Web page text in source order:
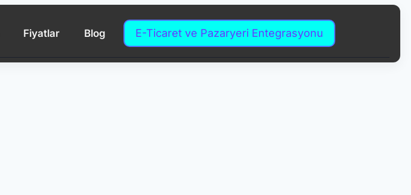
Fiyatlar Blog E-Ticaret ve Pazaryeri Entegrasyonu